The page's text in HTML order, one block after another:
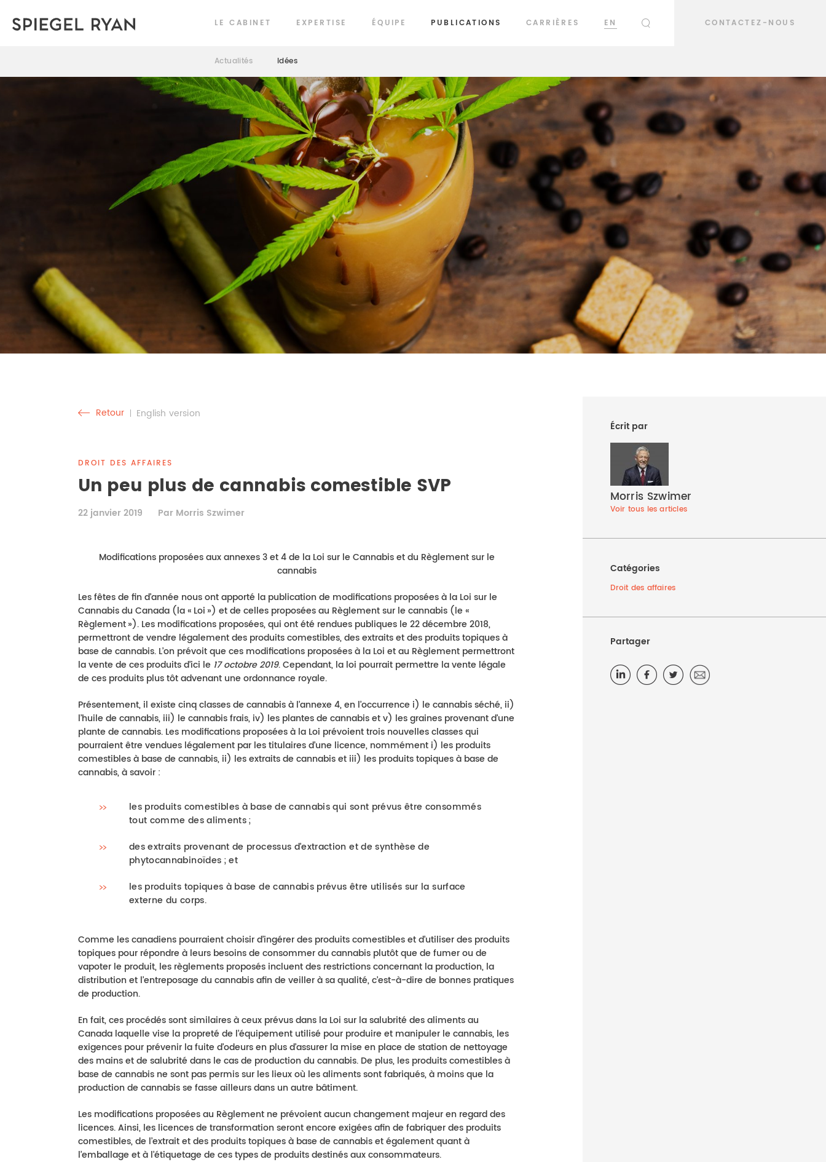
LE CABINET EXPERTISE ÉQUIPE PUBLICATIONS CARRIÈRES
EN
CONTACTEZ-NOUS
Actualités Idées
Écrit par
Morris Szwimer
Voir tous les articles
Catégories
Droit des affaires
Partager
Retour English version
DROIT DES AFFAIRES
Un peu plus de cannabis comestible SVP
22 janvier 2019 Par Morris Szwimer
Modifications proposées aux annexes 3 et 4 de la Loi sur le Cannabis et du Règlement sur le
cannabis
Les fêtes de fin d’année nous ont apporté la publication de modifications proposées à la Loi sur le
Cannabis du Canada (la « Loi ») et de celles proposées au Règlement sur le cannabis (le «
Règlement »). Les modifications proposées, qui ont été rendues publiques le 22 décembre 2018,
permettront de vendre légalement des produits comestibles, des extraits et des produits topiques à
base de cannabis. L’on prévoit que ces modifications proposées à la Loi et au Règlement permettront
la vente de ces produits d’ici le 17 octobre 2019. Cependant, la loi pourrait permettre la vente légale
de ces produits plus tôt advenant une ordonnance royale.
Présentement, il existe cinq classes de cannabis à l’annexe 4, en l’occurrence i) le cannabis séché, ii)
l’huile de cannabis, iii) le cannabis frais, iv) les plantes de cannabis et v) les graines provenant d’une
plante de cannabis. Les modifications proposées à la Loi prévoient trois nouvelles classes qui
pourraient être vendues légalement par les titulaires d’une licence, nommément i) les produits
comestibles à base de cannabis, ii) les extraits de cannabis et iii) les produits topiques à base de
cannabis, à savoir :
les produits comestibles à base de cannabis qui sont prévus être consommés
tout comme des aliments ;
des extraits provenant de processus d’extraction et de synthèse de
phytocannabinoïdes ; et
les produits topiques à base de cannabis prévus être utilisés sur la surface
externe du corps.
Comme les canadiens pourraient choisir d’ingérer des produits comestibles et d’utiliser des produits
topiques pour répondre à leurs besoins de consommer du cannabis plutôt que de fumer ou de
vapoter le produit, les règlements proposés incluent des restrictions concernant la production, la
distribution et l’entreposage du cannabis afin de veiller à sa qualité, c’est-à-dire de bonnes pratiques
de production.
En fait, ces procédés sont similaires à ceux prévus dans la Loi sur la salubrité des aliments au
Canada laquelle vise la propreté de l’équipement utilisé pour produire et manipuler le cannabis, les
exigences pour prévenir la fuite d’odeurs en plus d’assurer la mise en place de station de nettoyage
des mains et de salubrité dans le cas de production du cannabis. De plus, les produits comestibles à
base de cannabis ne sont pas permis sur les lieux où les aliments sont fabriqués, à moins que la
production de cannabis se fasse ailleurs dans un autre bâtiment.
Les modifications proposées au Règlement ne prévoient aucun changement majeur en regard des
licences. Ainsi, les licences de transformation seront encore exigées afin de fabriquer des produits
comestibles, de l’extrait et des produits topiques à base de cannabis et également quant à
l’emballage et à l’étiquetage de ces types de produits destinés aux consommateurs.